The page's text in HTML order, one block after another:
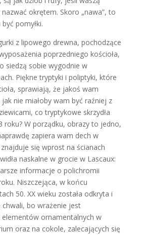
okrętem. Skoro „nawa”, to
pomyłki.
z lipowego drewna, pochodzące
poprzedniego kościoła,
siedzą sobie wygodnie w
Piękne tryptyki i poliptyki, które
sprawiają, że jakoś wam
nie miałoby wam być raźniej z
co tryptykowe skrzydła
roku? W porządku, obrazy to jedno,
zapiera wam dech w
się wprost na ścianach
naskalne w grocie w Lascaux:
informacje o polichromii
Niszczejąca, w końcu
50. XX wieku została odkryta i
bo wrażenie jest
ornamentalnych w
oraz na cokole, zalecających się